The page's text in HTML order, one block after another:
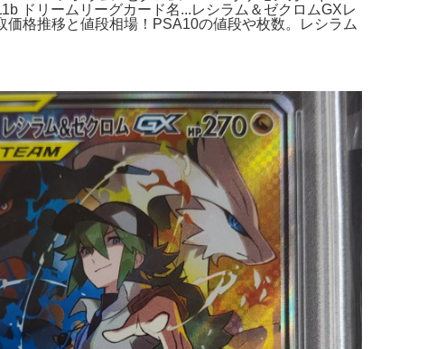
ドリームリーグカード名...レシラム＆ゼクロムGXレ
格推移と値段相場！PSA10の値段や枚数。レシラム